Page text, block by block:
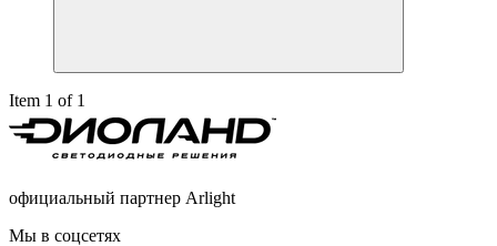
Item 1 of 1
официальный партнер Arlight
Мы в соцсетях